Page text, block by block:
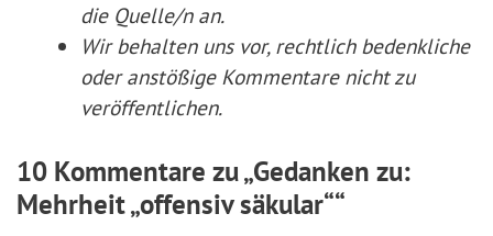
die Quelle/n an.
Wir behalten uns vor, rechtlich bedenkliche
oder anstößige Kommentare nicht zu
veröffentlichen.
10 Kommentare zu „Gedanken zu:
Mehrheit „offensiv säkular““